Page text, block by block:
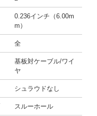
0.236インチ（6.00m
m）
全
基板対ケーブル/ワイ
ヤ
シュラウドなし
スルーホール